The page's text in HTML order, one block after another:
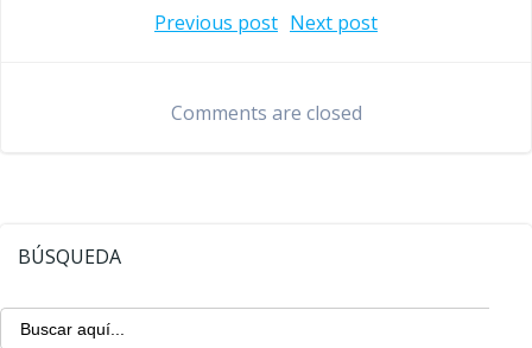
Navegación
de
Previous post
de
Next post
Comments are closed
BÚSQUEDA
Buscar: